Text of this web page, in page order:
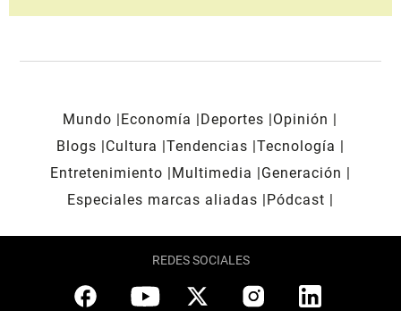
Mundo Economía Deportes
Opinión
Blogs
Cultura Tendencias Tecnología
Entretenimiento
Multimedia
Generación
Especiales marcas aliadas
Pódcast
REDES SOCIALES